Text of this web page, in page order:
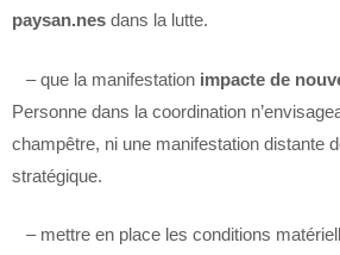
paysan.nes dans la lutte.
– que la manifestation impacte de
Personne dans la coordination
champêtre, ni une manifestation distante
stratégique.
– mettre en place les conditions